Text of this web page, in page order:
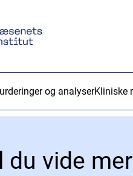
og analyserKliniske
du vide